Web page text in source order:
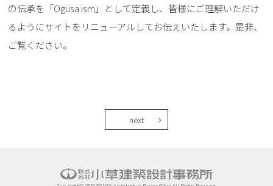
の伝承を「Ogusa ism」として定義し、皆様にご理解いただけ
るようにサイトをリニューアルしてお伝えいたします。是非、
ご覧ください。
next